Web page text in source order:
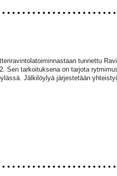
tunnettu
Sen tarkoituksena on tarjota
Jälkilöylyä järjestetään